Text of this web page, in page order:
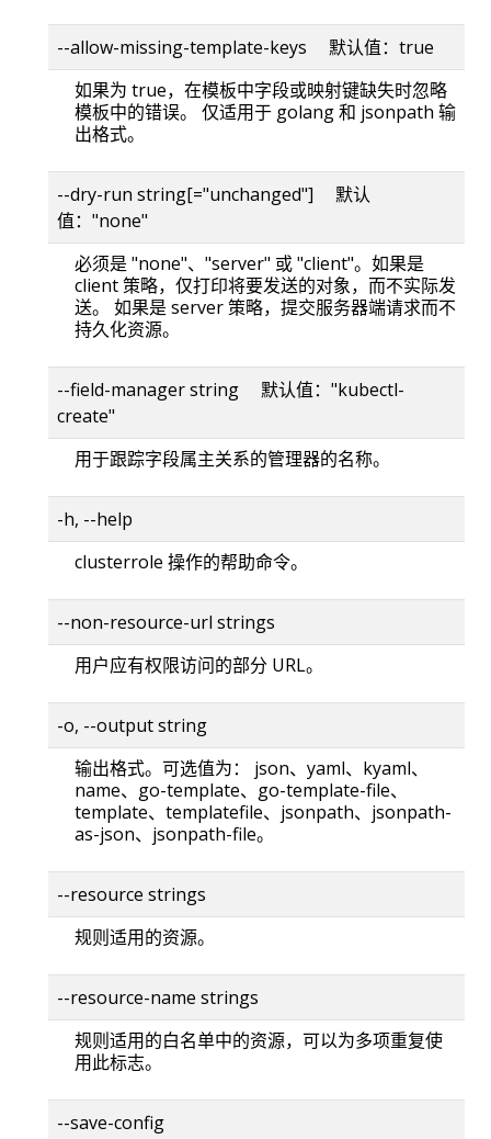
--allow-missing-template-keys 默认值：true
如果为 true，在模板中字段或映射键缺失时忽略
模板中的错误。 仅适用于 golang 和 jsonpath 输
出格式。
--dry-run string[="unchanged"] 默认
值："none"
必须是 "none"、"server" 或 "client"。如果是
client 策略，仅打印将要发送的对象，而不实际发
送。 如果是 server 策略，提交服务器端请求而不
持久化资源。
--field-manager string 默认值："kubectl-
create"
用于跟踪字段属主关系的管理器的名称。
-h, --help
clusterrole 操作的帮助命令。
--non-resource-url strings
用户应有权限访问的部分 URL。
-o, --output string
输出格式。可选值为： json、yaml、kyaml、
name、go-template、go-template-file、
template、templatefile、jsonpath、jsonpath-
as-json、jsonpath-file。
--resource strings
规则适用的资源。
--resource-name strings
规则适用的白名单中的资源，可以为多项重复使
用此标志。
--save-config